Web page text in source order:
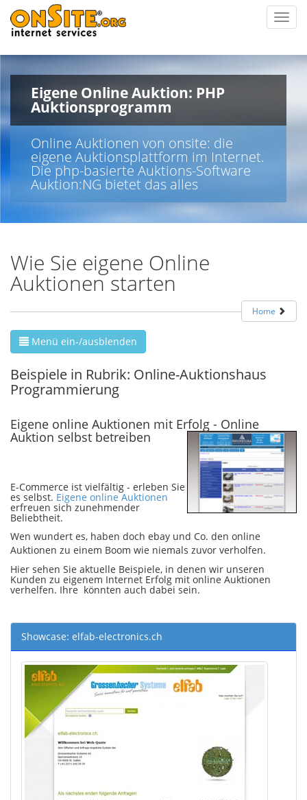
Eigene Online Auktion: PHP
Auktionsprogramm
Online Auktionen von onsite: die
eigene Auktionsplattform im Internet.
Die php-basierte Auktions-Software
Auktion:NG bietet das alles
Wie Sie eigene Online
Auktionen starten
Home
Menü ein-/ausblenden
Beispiele in Rubrik: Online-Auktionshaus
Programmierung
Eigene online Auktionen mit Erfolg - Online
Auktion selbst betreiben
E-Commerce ist vielfältig - erleben Sie
es selbst. Eigene online Auktionen
erfreuen sich zunehmender
Beliebtheit.
Wen wundert es, haben doch ebay und Co. den online
Auktionen zu einem Boom wie niemals zuvor verholfen.
Hier sehen Sie aktuelle Beispiele, in denen wir unseren
Kunden zu eigenem Internet Erfolg mit online Auktionen
verhelfen. Ihre könnten auch dabei sein.
Showcase: elfab-electronics.ch